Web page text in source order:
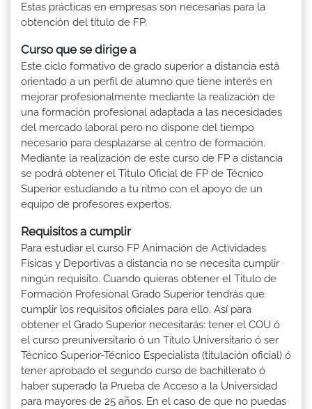
Estas prácticas en empresas son necesarias para la
obtención del título de FP.
Curso que se dirige a
Este ciclo formativo de grado superior a distancia está
orientado a un perfil de alumno que tiene interés en
mejorar profesionalmente mediante la realización de
una formación profesional adaptada a las necesidades
del mercado laboral pero no dispone del tiempo
necesario para desplazarse al centro de formación.
Mediante la realización de este curso de FP a distancia
se podrá obtener el Titulo Oficial de FP de Técnico
Superior estudiando a tu ritmo con el apoyo de un
equipo de profesores expertos.
Requisitos a cumplir
Para estudiar el curso FP Animación de Actividades
Físicas y Deportivas a distancia no se necesita cumplir
ningún requisito. Cuando quieras obtener el Titulo de
Formación Profesional Grado Superior tendrás que
cumplir los requisitos oficiales para ello. Así para
obtener el Grado Superior necesitarás: tener el COU ó
el curso preuniversitario ó un Título Universitario ó ser
Técnico Superior-Técnico Especialista (titulación oficial) ó
tener aprobado el segundo curso de bachillerato ó
haber superado la Prueba de Acceso a la Universidad
para mayores de 25 años. En el caso de que no puedas